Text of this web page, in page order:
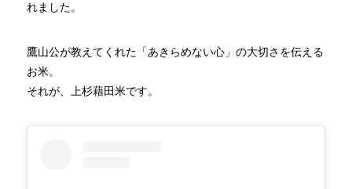
れました。
鷹山公が教えてくれた「あきらめない心」の大切さを伝える
お米。
それが、上杉藉田米です。